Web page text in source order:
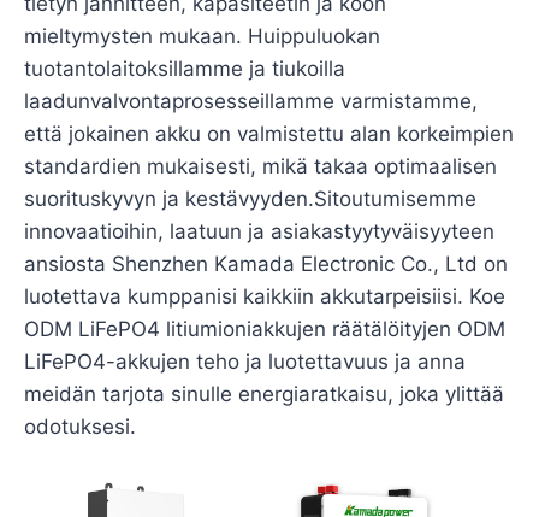
mieltymysten mukaan. Huippuluokan
tuotantolaitoksillamme ja tiukoilla
laadunvalvontaprosesseillamme varmistamme,
että jokainen akku on valmistettu alan korkeimpien
standardien mukaisesti, mikä takaa optimaalisen
suorituskyvyn ja kestävyyden.Sitoutumisemme
innovaatioihin, laatuun ja asiakastyytyväisyyteen
ansiosta Shenzhen Kamada Electronic Co., Ltd on
luotettava kumppanisi kaikkiin akkutarpeisiisi. Koe
ODM LiFePO4 litiumioniakkujen räätälöityjen ODM
LiFePO4-akkujen teho ja luotettavuus ja anna
meidän tarjota sinulle energiaratkaisu, joka ylittää
odotuksesi.